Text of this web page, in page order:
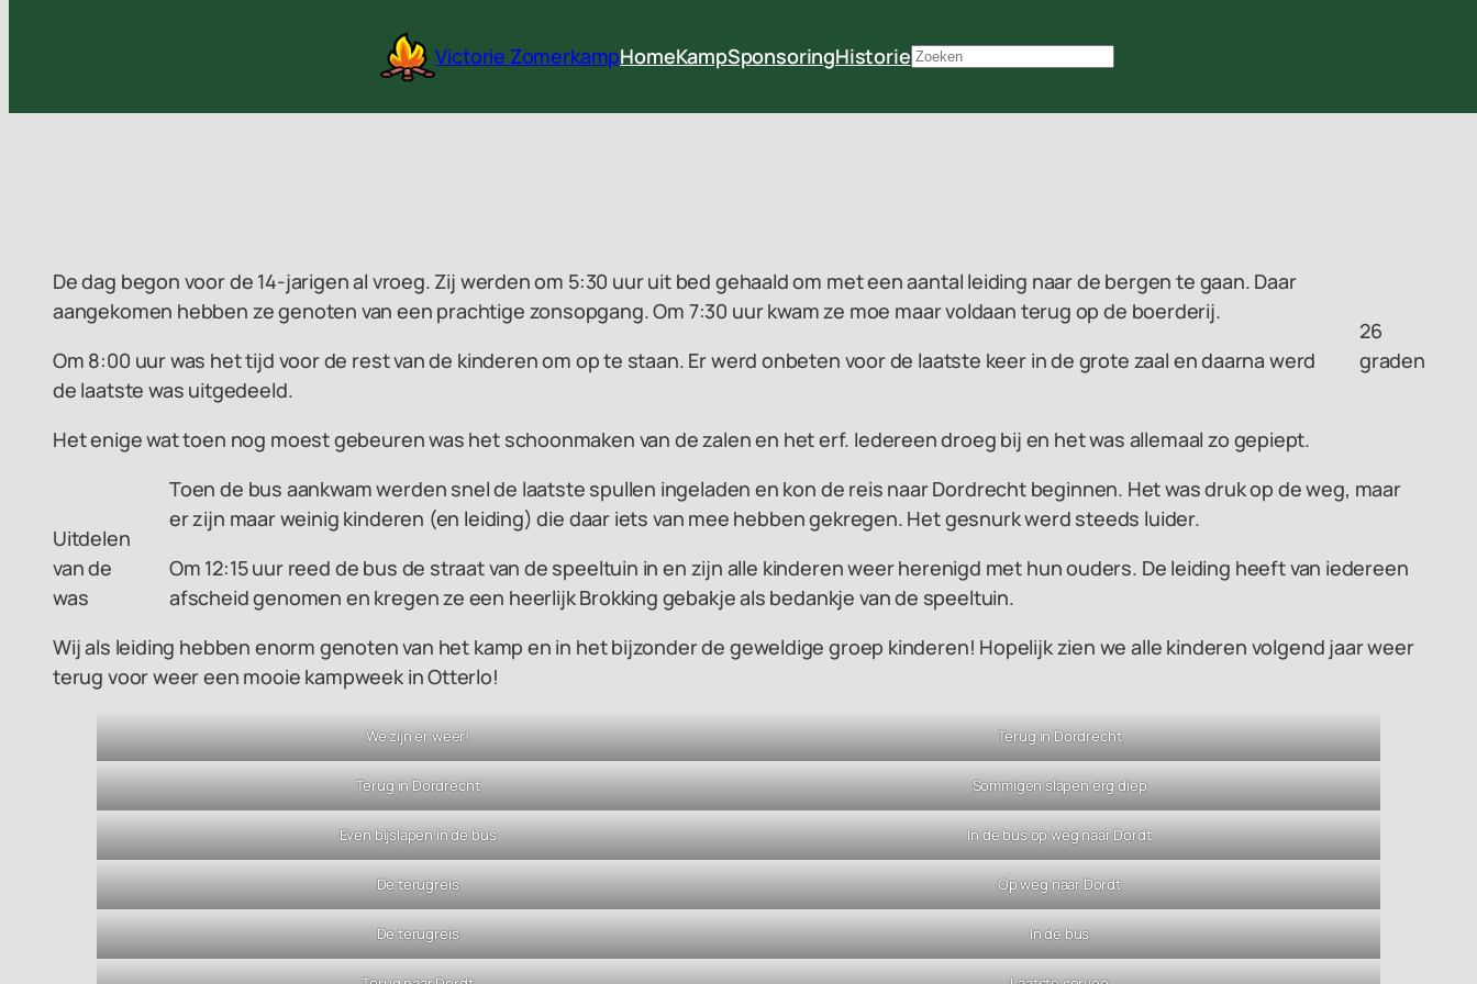
inhoud
Victorie ZomerkampHomeKampSponsoringHistorieZoeken
26
graden
De dag begon voor de 14-jarigen al vroeg. Zij werden om 5:30 uur uit bed gehaald om met een aantal leiding naar de bergen te gaan. Daar
aangekomen hebben ze genoten van een prachtige zonsopgang. Om 7:30 uur kwam ze moe maar voldaan terug op de boerderij.
Om 8:00 uur was het tijd voor de rest van de kinderen om op te staan. Er werd onbeten voor de laatste keer in de grote zaal en daarna werd
de laatste was uitgedeeld.
Het enige wat toen nog moest gebeuren was het schoonmaken van de zalen en het erf. Iedereen droeg bij en het was allemaal zo gepiept.
Uitdelen
van de
was
Toen de bus aankwam werden snel de laatste spullen ingeladen en kon de reis naar Dordrecht beginnen. Het was druk op de weg, maar
er zijn maar weinig kinderen (en leiding) die daar iets van mee hebben gekregen. Het gesnurk werd steeds luider.
Om 12:15 uur reed de bus de straat van de speeltuin in en zijn alle kinderen weer herenigd met hun ouders. De leiding heeft van iedereen
afscheid genomen en kregen ze een heerlijk Brokking gebakje als bedankje van de speeltuin.
Wij als leiding hebben enorm genoten van het kamp en in het bijzonder de geweldige groep kinderen! Hopelijk zien we alle kinderen volgend jaar weer
terug voor weer een mooie kampweek in Otterlo!
We zijn er weer! Terug in Dordrecht
Terug in Dordrecht Sommigen slapen erg diep
Even bijslapen in de bus In de bus op weg naar Dordt
De terugreis Op weg naar Dordt
De terugreis In de bus